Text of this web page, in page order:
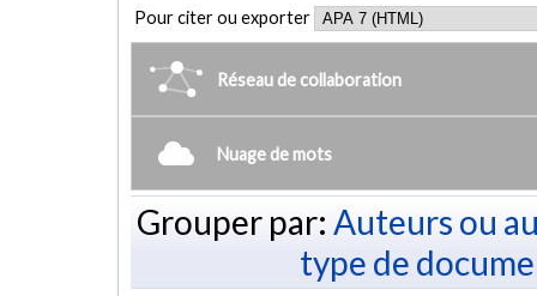
Pour citer ou exporter
Réseau de collaboration
Nuage de mots
Grouper par: Auteurs ou
type de